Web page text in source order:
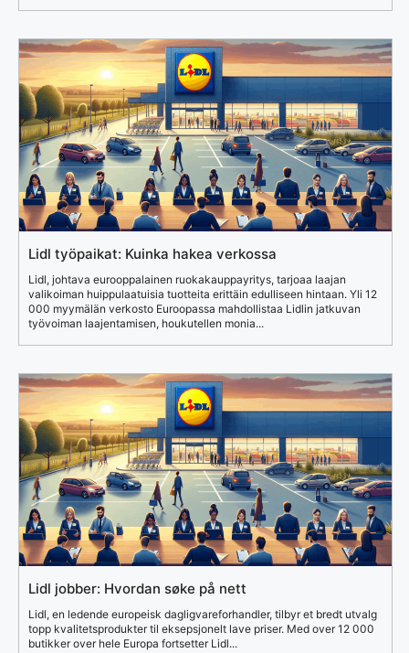
Lidl työpaikat: Kuinka hakea verkossa
Lidl, johtava eurooppalainen ruokakauppayritys, tarjoaa laajan
valikoiman huippulaatuisia tuotteita erittäin edulliseen hintaan. Yli 12
000 myymälän verkosto Euroopassa mahdollistaa Lidlin jatkuvan
työvoiman laajentamisen, houkutellen monia...
Lidl jobber: Hvordan søke på nett
Lidl, en ledende europeisk dagligvareforhandler, tilbyr et bredt utvalg
topp kvalitetsprodukter til eksepsjonelt lave priser. Med over 12 000
butikker over hele Europa fortsetter Lidl...